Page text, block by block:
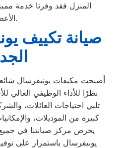
المنزل فقد وفرنا خدمة
الأعطال.
صيانة تكييف
أصبحت مكيفات يونيفرسال
نظرًا للأداء الوظيفي العالي
تلبي احتياجات العائلات،
كبيرة من الموديلات،
يحرص مركز صيانتنا في
يونيفرسال باستمرار على